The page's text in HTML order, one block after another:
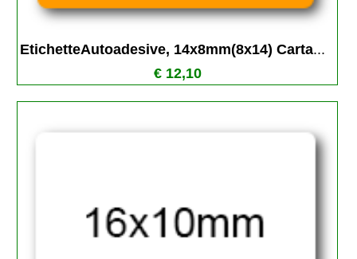
EtichetteAutoadesive, 14x8mm(8x14) Carta...
€ 12,10